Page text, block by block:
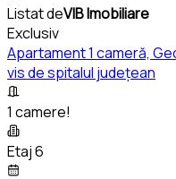
Listat deVIB Imobiliare
Exclusiv
Apartament 1 cameră,
vis de spitalul județean
1 camere!
Etaj 6